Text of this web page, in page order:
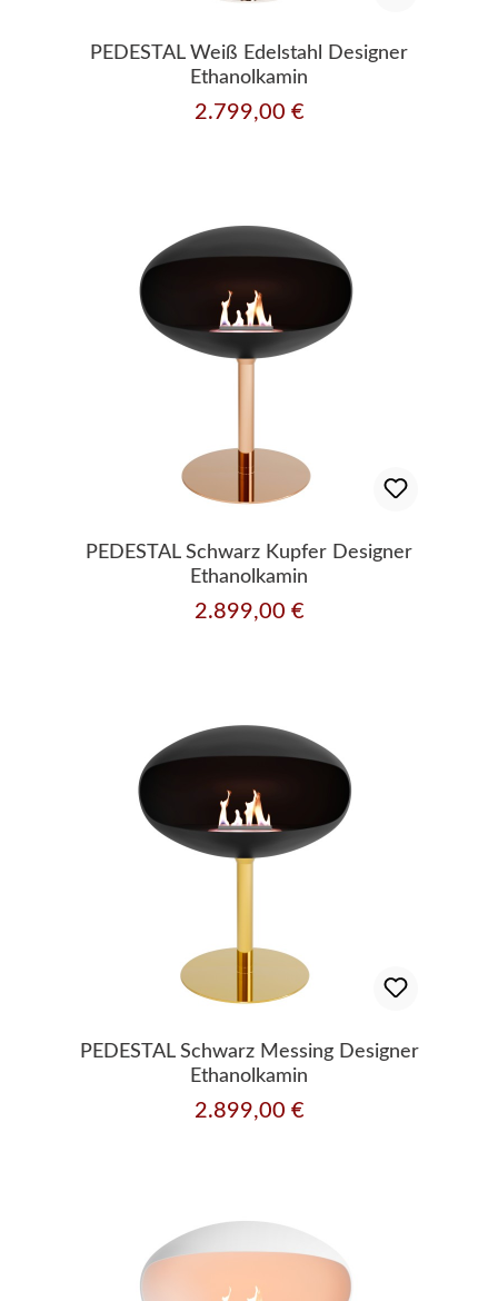
PEDESTAL Weiß Edelstahl Designer
Ethanolkamin
Regulärer Preis:
2.799,00 €
PEDESTAL Schwarz Kupfer Designer
Ethanolkamin
Regulärer Preis:
2.899,00 €
PEDESTAL Schwarz Messing Designer
Ethanolkamin
Regulärer Preis:
2.899,00 €